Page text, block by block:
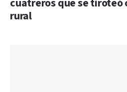
cuatreros que se tiroteó
rural